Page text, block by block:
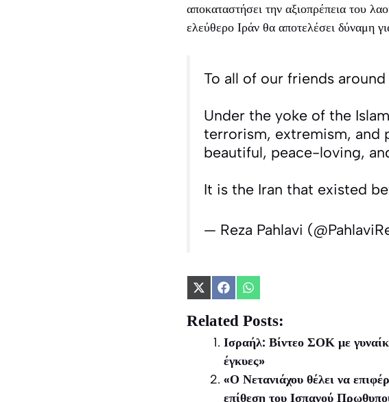
αποκαταστήσει την αξιοπρέπεια του
ελεύθερο Ιράν θα αποτελέσει δύναμη
To all of our friends
Under the yoke of the
terrorism, extremism, and
beautiful, peace-loving,
It is the Iran that existed
— Reza Pahlavi
Share
X
(Twitter)
Share
Facebook
Share
WhatsApp
Related Posts:
Ισραήλ: Βίντεο ΣΟΚ με
έγκυες»
«Ο Νετανιάχου θέλει να
επίθεση του Ισπανού